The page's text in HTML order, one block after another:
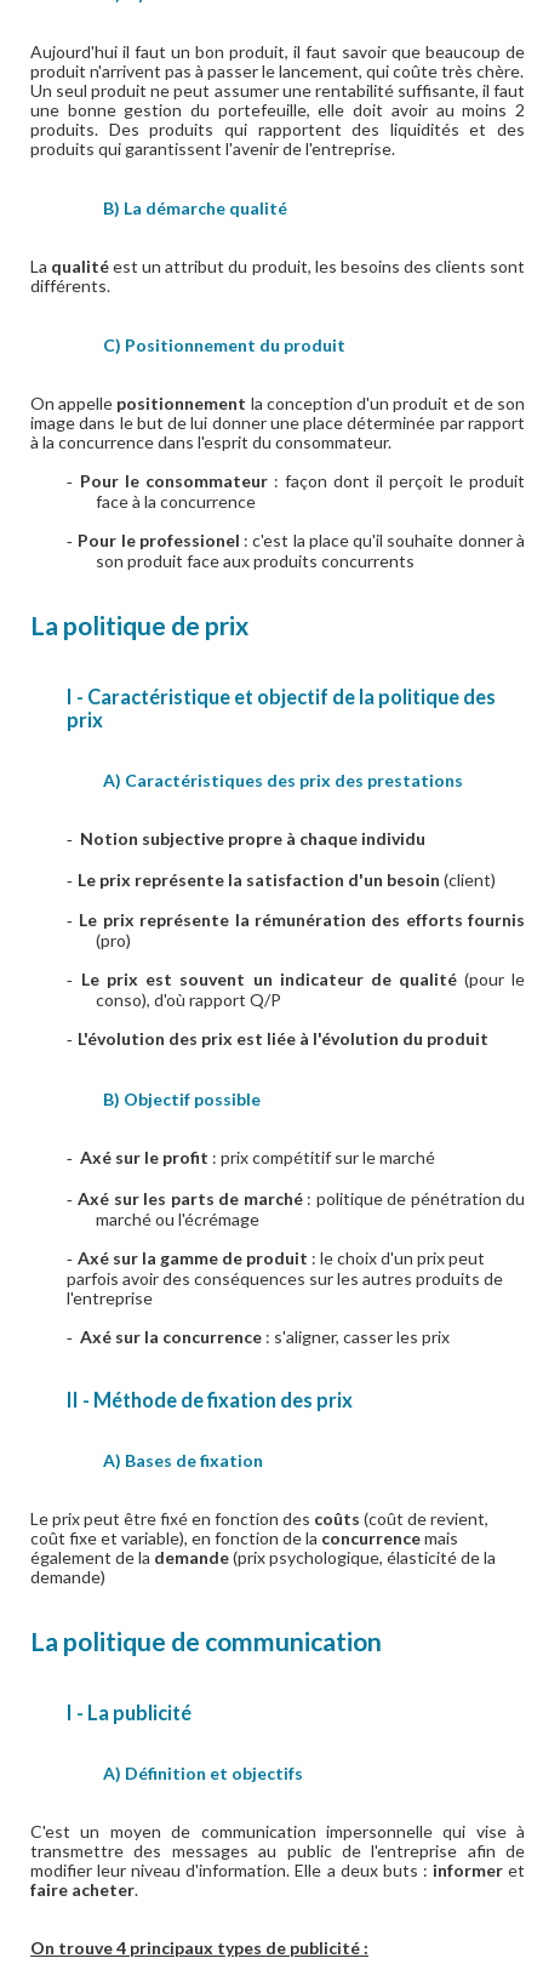
Aujourd'hui il faut un bon produit, il faut savoir que beaucoup de
produit n'arrivent pas à passer le lancement, qui coûte très chère.
Un seul produit ne peut assumer une rentabilité suffisante, il faut
une bonne gestion du portefeuille, elle doit avoir au moins 2
produits. Des produits qui rapportent des liquidités et des
produits qui garantissent l'avenir de l'entreprise.
B) La démarche qualité
La qualitéest un attribut du produit, les besoins des clients sont
différents.
C) Positionnement du produit
On appelle positionnement la conception d'un produit et de son
image dans le but de lui donner une place déterminée par rapport
à la concurrence dans l'esprit du consommateur.
- Pour le consommateur : façon dont il perçoit le produit
face à la concurrence
- Pour le professionel : c'est la place qu'il souhaite donner à
son produit face aux produits concurrents
La politique de prix
I - Caractéristique et objectif de la politique des
prix
A) Caractéristiques des prix des prestations
- Notion subjective propre à chaque individu
- Le prix représente la satisfaction d'un besoin (client)
- Le prix représente la rémunération des efforts fournis
(pro)
- Le prix est souvent un indicateur de qualité(pour le
conso), d'où rapport Q/P
- L'évolution des prix est liée à l'évolution du produit
B) Objectif possible
- Axé sur le profit : prix compétitif sur le marché
-Axé sur les parts de marché: politique de pénétration du
marché ou l'écrémage
- Axé sur la gamme de produit : le choix d'un prix peut
parfois avoir des conséquences sur les autres produits de
l'entreprise
- Axé sur la concurrence : s'aligner, casser les prix
II - Méthode de fixation des prix
A) Bases de fixation
Le prix peut être fixé en fonction des coûts (coût de revient,
coût fixe et variable), en fonction de la concurrencemais
également de la demande(prix psychologique, élasticité de la
demande)
La politique de communication
I - La publicité
A) Définition et objectifs
C'est un moyen de communication impersonnelle qui vise à
transmettre des messages au public de l'entreprise afin de
modifier leur niveau d'information. Elle a deux buts : informeret
faire acheter.
On trouve 4 principaux types de publicité :